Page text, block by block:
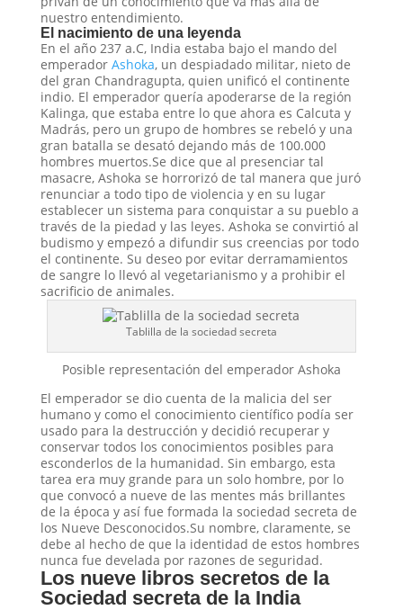
nuestro entendimiento.
El nacimiento de una leyenda
En el año 237 a.C, India estaba bajo el mando del
emperador Ashoka, un despiadado militar, nieto de
del gran Chandragupta, quien unificó el continente
indio. El emperador quería apoderarse de la región
Kalinga, que estaba entre lo que ahora es Calcuta y
Madrás, pero un grupo de hombres se rebeló y una
gran batalla se desató dejando más de 100.000
hombres muertos.Se dice que al presenciar tal
masacre, Ashoka se horrorizó de tal manera que juró
renunciar a todo tipo de violencia y en su lugar
establecer un sistema para conquistar a su pueblo a
través de la piedad y las leyes. Ashoka se convirtió al
budismo y empezó a difundir sus creencias por todo
el continente. Su deseo por evitar derramamientos
de sangre lo llevó al vegetarianismo y a prohibir el
sacrificio de animales.
Tablilla de la sociedad secreta
Posible representación del emperador Ashoka
El emperador se dio cuenta de la malicia del ser
humano y como el conocimiento científico podía ser
usado para la destrucción y decidió recuperar y
conservar todos los conocimientos posibles para
esconderlos de la humanidad. Sin embargo, esta
tarea era muy grande para un solo hombre, por lo
que convocó a nueve de las mentes más brillantes
de la época y así fue formada la sociedad secreta de
los Nueve Desconocidos.Su nombre, claramente, se
debe al hecho de que la identidad de estos hombres
nunca fue develada por razones de seguridad.
Los nueve libros secretos de la
Sociedad secreta de la India